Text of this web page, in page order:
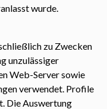
wurde.
zu Zwecken
unzulässiger
Web-Server sowie
verwendet. Profile
Die Auswertung